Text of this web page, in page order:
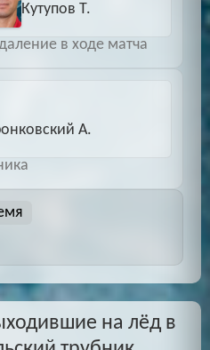
Кутупов Т.
в ходе матча
А.
на лёд в